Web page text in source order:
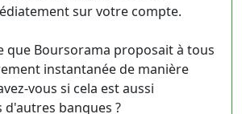
sur votre compte.
que Boursorama proposait à tous
instantanée de manière
vous si cela est aussi
banques ?